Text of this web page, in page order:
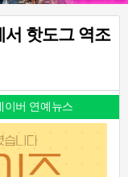
핫도그 역조
이버 연예뉴스